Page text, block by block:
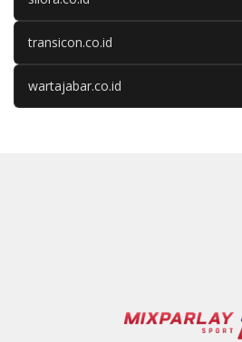
transicon.co.id
wartajabar.co.id